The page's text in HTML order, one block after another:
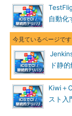
自動化
ド静
Kiwi＋
スト入